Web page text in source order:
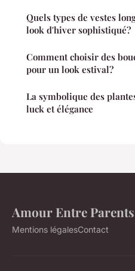
Quels types de vestes
look d'hiver sophistiqué?
Comment choisir des
pour un look estival?
La symbolique des
luck et élégance
Amour Entre Parents
Mentions légalesContact